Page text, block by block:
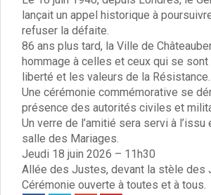
Services municipaux
Organigramme
Pour venir nous voir
État civil/élections/formalités
administratives
Services Techniques
C.C.A.S.
Affaires Scolaires
Vie associative
Police Municipale/
Cimetière/réglementation
Services en ligne
lançait un appel historique à
refuser la défaite.
86 ans plus tard, la Ville de
hommage à celles et ceux qui se
liberté et les valeurs de la Résistance.
Une cérémonie commémorative se
présence des autorités civiles et
Un verre de l’amitié sera servi à l’issu
salle des Mariages.
Jeudi 18 juin 2026 – 11h30
Allée des Justes, devant la stèle des
Cérémonie ouverte à toutes et à tous.